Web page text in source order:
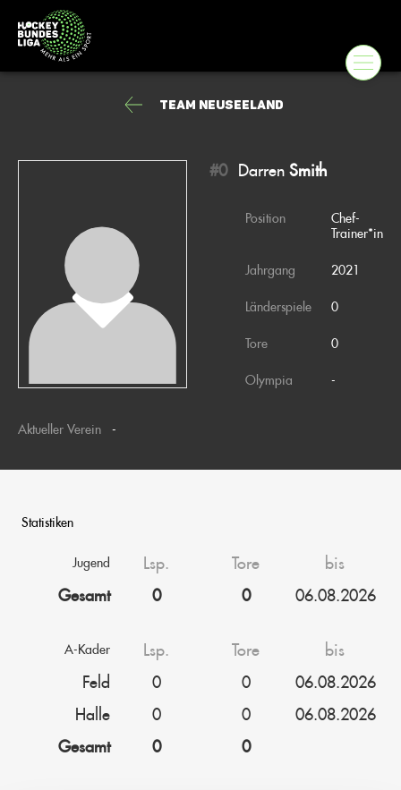
Team Neuseeland
#0 Darren Smith
Position
Chef-
Trainer*in
Jahrgang 2021
Länderspiele 0
Tore 0
Olympia -
Aktueller Verein -
Statistiken
Jugend Lsp. Tore
bis
Gesamt
0 0 06.08.2026
A-Kader Lsp. Tore
bis
Feld
0 0
06.08.2026
Halle
0 0
06.08.2026
Gesamt
0 0